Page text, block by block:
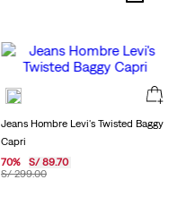
Jeans Hombre Levi's Twisted Baggy
Capri
S/ 299.00
70% S/ 89.70